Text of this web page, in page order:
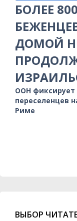
БОЛЕЕ
ДОМОЙ
ООН фиксирует
переселенцев
Риме
ВЫБОР